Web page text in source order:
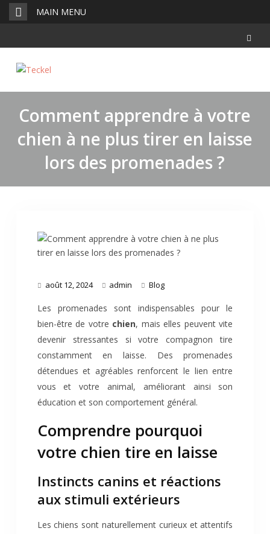
Skip
MAIN MENU
Comment apprendre à votre
chien à ne plus tirer en laisse
lors des promenades ?
août 12, 2024 admin Blog
Les promenades sont indispensables pour le
bien-être de votre chien, mais elles peuvent vite
devenir stressantes si votre compagnon tire
constamment en laisse. Des promenades
détendues et agréables renforcent le lien entre
vous et votre animal, améliorant ainsi son
éducation et son comportement général.
Comprendre pourquoi
votre chien tire en laisse
Instincts canins et réactions
aux stimuli extérieurs
Les chiens sont naturellement curieux et attentifs